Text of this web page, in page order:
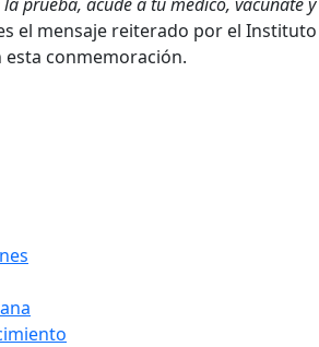
el mensaje reiterado por el Instituto
esta conmemoración.